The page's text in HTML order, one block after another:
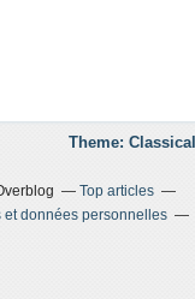
Theme:
Top articles
et données personnelles